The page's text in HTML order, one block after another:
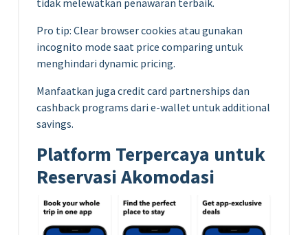
tidak melewatkan penawaran terbaik.
Pro tip: Clear browser cookies atau gunakan
incognito mode saat price comparing untuk
menghindari dynamic pricing.
Manfaatkan juga credit card partnerships dan
cashback programs dari e-wallet untuk additional
savings.
Platform Terpercaya untuk
Reservasi Akomodasi